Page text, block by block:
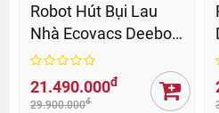
Robot Hút Bụi Lau
Nhà Ecovacs Deebot
X9 Pro Omni - BH 24
Th
21.490.000đ
29.900.000đ